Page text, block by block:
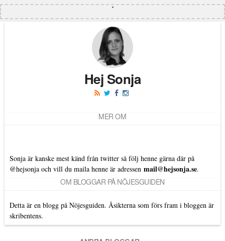
Hej Sonja
MER OM
Sonja är kanske mest känd från twitter så följ henne gärna där på
@hejsonjaoch vill du maila henne är adressen mail@hejsonja.se.
OM BLOGGAR PÅ NÖJESGUIDEN
Detta är en blogg på Nöjesguiden. Åsikterna som förs fram i bloggen är
skribentens.